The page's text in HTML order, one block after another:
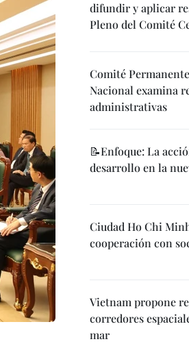
difundir y aplicar
Pleno del Comité
Comité
Nacional examina
administrativas
📝Enfoque: La
desarrollo en la
Ciudad Ho Chi
cooperación con
Vietnam propone
corredores
mar